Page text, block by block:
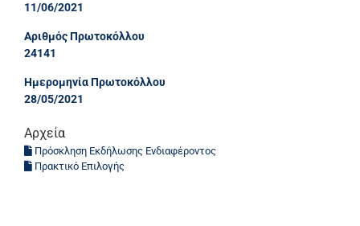
11/06/2021
Αριθμός Πρωτοκόλλου
24141
Ημερομηνία Πρωτοκόλλου
28/05/2021
Αρχεία
Πρόσκληση Εκδήλωσης Ενδιαφέροντος
Πρακτικό Επιλογής